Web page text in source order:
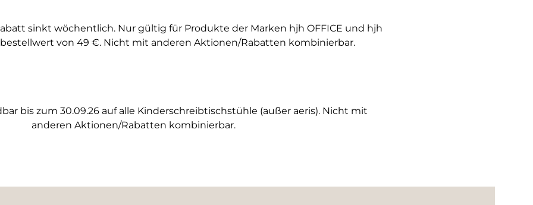
sinkt wöchentlich. Nur gültig für Produkte der Marken hjh OFFICE und hjh
von 49 €. Nicht mit anderen Aktionen/Rabatten kombinierbar.
bis zum 30.09.26 auf alle Kinderschreibtischstühle (außer aeris). Nicht mit
anderen Aktionen/Rabatten kombinierbar.